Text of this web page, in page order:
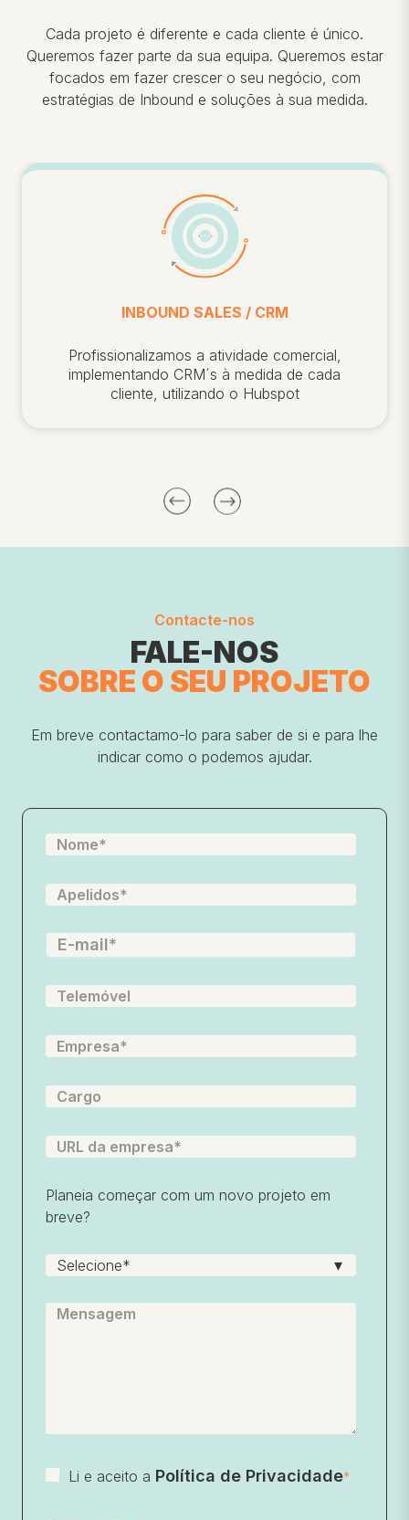
Cada projeto é diferente e cada cliente é único.
Queremos fazer parte da sua equipa. Queremos estar
focados em fazer crescer o seu negócio, com
estratégias de Inbound e soluções à sua medida.
INBOUND SALES / CRM
Profissionalizamos a atividade comercial,
implementando CRM´s à medida de cada
cliente, utilizando o Hubspot
Contacte-nos
FALE-NOS
SOBRE O SEU PROJETO
Em breve contactamo-lo para saber de si e para lhe
indicar como o podemos ajudar.
Planeia começar com um novo projeto em
breve?
Li e aceito a Política de Privacidade*